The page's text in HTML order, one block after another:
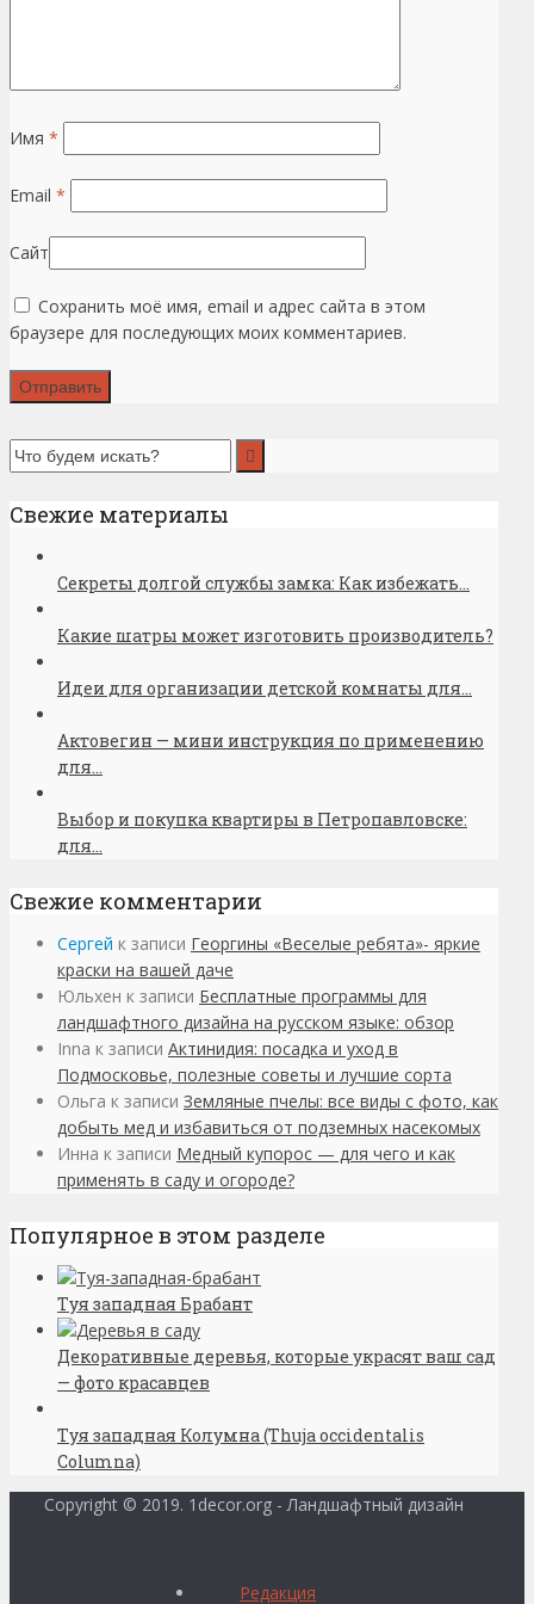
Имя *
Email *
Сайт
Сохранить моё имя, email и адрес сайта в этом
браузере для последующих моих комментариев.
Свежие материалы
Секреты долгой службы замка: Как избежать...
Какие шатры может изготовить производитель?
Идеи для организации детской комнаты для...
Актовегин — мини инструкция по применению
для...
Выбор и покупка квартиры в Петропавловске:
для...
Свежие комментарии
Сергей к записи Георгины «Веселые ребята»- яркие
краски на вашей даче
Юльхен к записи Бесплатные программы для
ландшафтного дизайна на русском языке: обзор
Inna к записи Актинидия: посадка и уход в
Подмосковье, полезные советы и лучшие сорта
Ольга к записи Земляные пчелы: все виды с фото, как
добыть мед и избавиться от подземных насекомых
Инна к записи Медный купорос — для чего и как
применять в саду и огороде?
Популярное в этом разделе
Туя западная Брабант
Декоративные деревья, которые украсят ваш сад
— фото красавцев
Туя западная Колумна (Thuja occidentalis
Columna)
Copyright © 2019. 1decor.org - Ландшафтный дизайн
Редакция